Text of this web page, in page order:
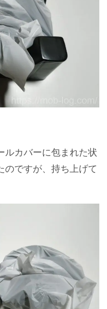
ルカバーに包まれた状
のですが、持ち上げて